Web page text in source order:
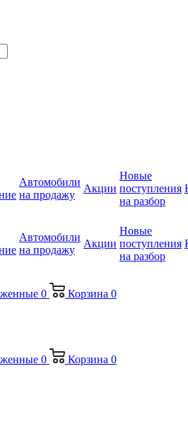
Автомобили
на продажу
Акции
Новые
поступления
на разбор
Автомобили
на продажу
Акции
Новые
поступления
на разбор
0 Корзина 0
0 Корзина 0